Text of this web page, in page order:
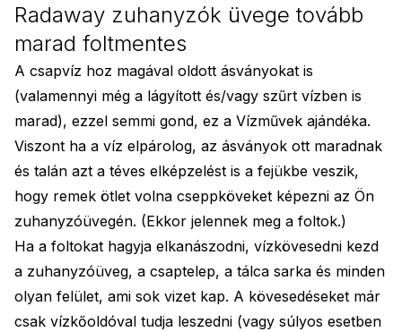
Radaway zuhanyzók üvege tovább
marad foltmentes
A csapvíz hoz magával oldott ásványokat is
(valamennyi még a lágyított és/vagy szűrt vízben is
marad), ezzel semmi gond, ez a Vízművek ajándéka.
Viszont ha a víz elpárolog, az ásványok ott maradnak
és talán azt a téves elképzelést is a fejükbe veszik,
hogy remek ötlet volna cseppköveket képezni az Ön
zuhanyzóüvegén. (Ekkor jelennek meg a foltok.)
Ha a foltokat hagyja elkanászodni, vízkövesedni kezd
a zuhanyzóüveg, a csaptelep, a tálca sarka és minden
olyan felület, ami sok vizet kap. A kövesedéseket már
csak vízkőoldóval tudja leszedni (vagy súlyos esetben